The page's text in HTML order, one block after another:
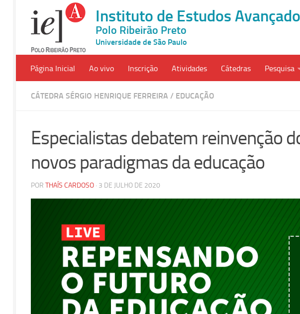
Instituto de Estudos
Polo Ribeirão Preto
Universidade de São Paulo
Página Inicial Ao vivo Inscrição Atividades Cátedras Pesquisa
CÁTEDRA SÉRGIO HENRIQUE FERREIRA / EDUCAÇÃO
Especialistas debatem reinvenção
novos paradigmas da educação
POR THAÍS CARDOSO · 3 DE JULHO DE 2020